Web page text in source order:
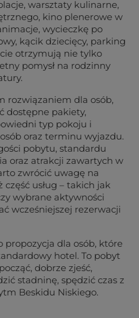
warsztaty kulinarne,
kino plenerowe w
wycieczkę po
kącik dziecięcy, parking
otrzymują nie tylko
pomysł na rodzinny
rozwiązaniem dla osób,
dostępne pakiety,
typ pokoju i
oraz terminu wyjazdu.
pobytu, standardu
oraz atrakcji zawartych w
zwrócić uwagę na
usług – takich jak
wybrane aktywności
wcześniejszej rezerwacji
propozycja dla osób, które
hotel. To pobyt
dobrze zjeść,
stadninę, spędzić czas z
Beskidu Niskiego.